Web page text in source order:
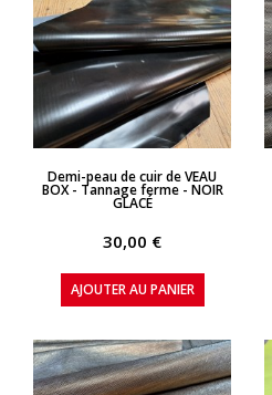
APERÇU RAPIDE
Demi-peau de cuir de VEAU
BOX - Tannage ferme - NOIR
GLACÉ
30,00 €
AJOUTER AU PANIER